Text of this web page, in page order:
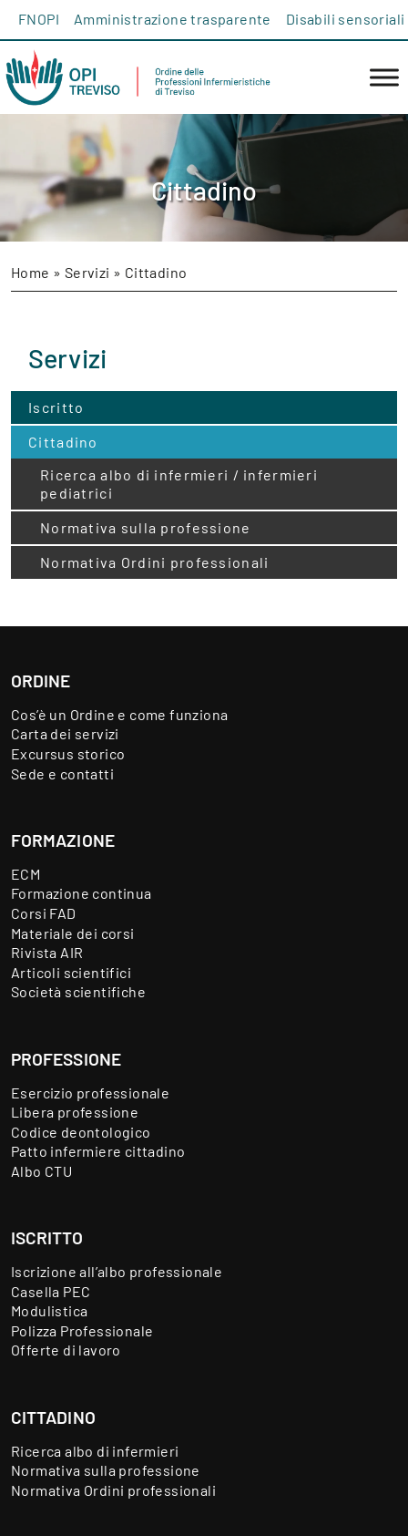
FNOPI Amministrazione trasparente Disabili sensoriali
Cittadino
Home » Servizi » Cittadino
Servizi
Iscritto
Cittadino
Ricerca albo di infermieri / infermieri
pediatrici
Normativa sulla professione
Normativa Ordini professionali
ORDINE
Cos’è un Ordine e come funziona
Carta dei servizi
Excursus storico
Sede e contatti
FORMAZIONE
ECM
Formazione continua
Corsi FAD
Materiale dei corsi
Rivista AIR
Articoli scientifici
Società scientifiche
PROFESSIONE
Esercizio professionale
Libera professione
Codice deontologico
Patto infermiere cittadino
Albo CTU
ISCRITTO
Iscrizione all’albo professionale
Casella PEC
Modulistica
Polizza Professionale
Offerte di lavoro
CITTADINO
Ricerca albo di infermieri
Normativa sulla professione
Normativa Ordini professionali